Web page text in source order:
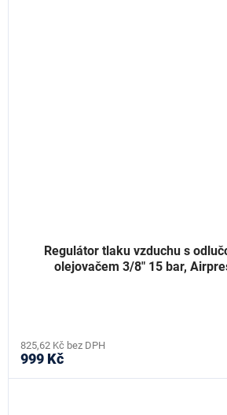
Regulátor tlaku vzduchu s
olejovačem 3/8" 15 bar,
825,62 Kč bez DPH
999 Kč